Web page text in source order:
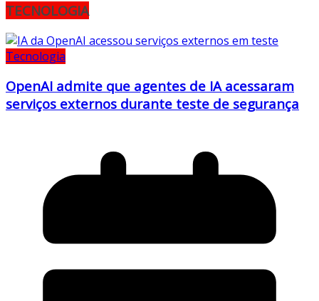
TECNOLOGIA
Tecnologia
OpenAI admite que agentes de IA acessaram
serviços externos durante teste de segurança